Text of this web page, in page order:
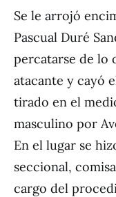
Se le arrojó
Pascual Duré
percatarse de lo
atacante y cayó
tirado en el
masculino por
En el lugar se
seccional,
cargo del